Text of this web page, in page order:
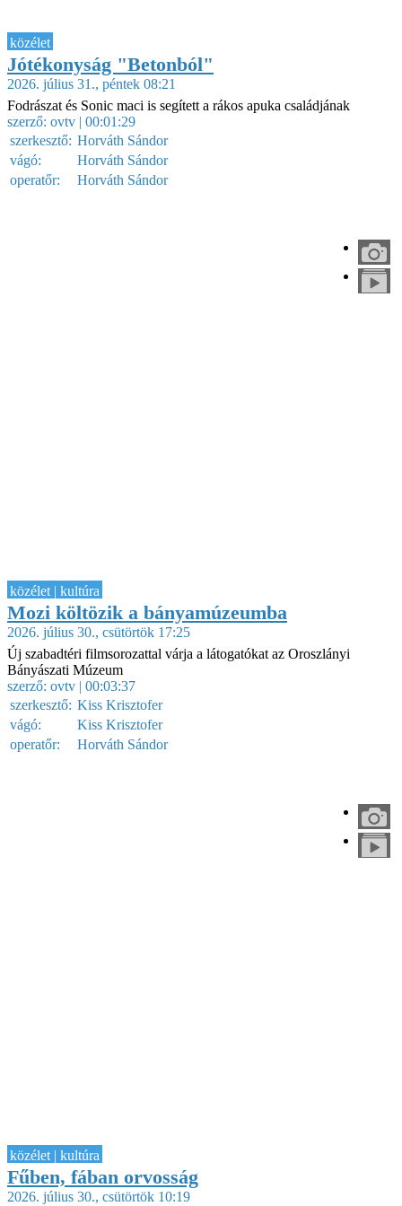
közélet
Jótékonyság "Betonból"
2026. július 31., péntek 08:21
Fodrászat és Sonic maci is segített a rákos apuka családjának
szerző: ovtv | 00:01:29
szerkesztő: Horváth Sándor
vágó:
Horváth Sándor
operatőr:
Horváth Sándor
közélet | kultúra
Mozi költözik a bányamúzeumba
2026. július 30., csütörtök 17:25
Új szabadtéri filmsorozattal várja a látogatókat az Oroszlányi
Bányászati Múzeum
szerző: ovtv | 00:03:37
szerkesztő: Kiss Krisztofer
vágó:
Kiss Krisztofer
operatőr:
Horváth Sándor
közélet | kultúra
Fűben, fában orvosság
2026. július 30., csütörtök 10:19